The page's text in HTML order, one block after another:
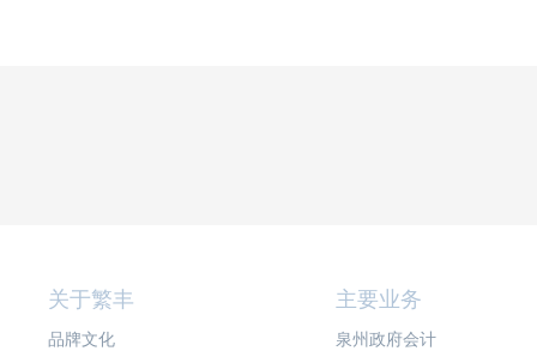
关于繁丰
品牌文化
主要业务
泉州政府会计